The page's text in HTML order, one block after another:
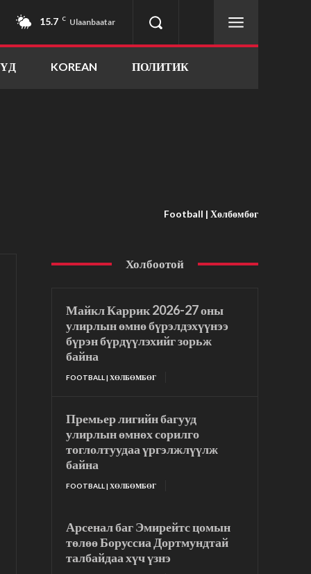
15.7 C Ulaanbaatar
KOREAN ПОЛИТИК
Football | Хөлбөмбөг
Холбоотой
Майкл Каррик 2026-27 оны
улирлын өмнө бүрэлдэхүүнээ
бүрэн бүрдүүлэхийг зорьж
байна
FOOTBALL | ХӨЛБӨМБӨГ
Премьер лигийн багууд
улирлын өмнөх сорилго
тоглолтуудаа үргэлжлүүлж
байна
FOOTBALL | ХӨЛБӨМБӨГ
Арсенал баг Эмирейтс цомын
төлөө Боруссиа Дортмундтай
талбайдаа хүч үзнэ